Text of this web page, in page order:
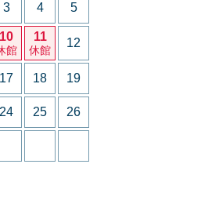
3 4 5
10
館
11
休館
12
17 18 19
24 25 26